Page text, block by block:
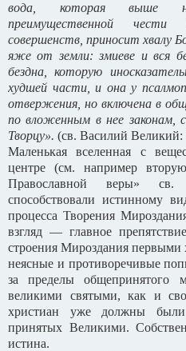
вода, которая выше
преимущественной чести
совершенств, приносит хвалу
яже от земли: змиеве и вся
бездна, которую
худшей части, и она у
отвержения, но включена в
по вложенным в нее законам,
Творцу». (св. Василий Великий:
Маленькая вселенная с
центре (см. например
Православной веры»
способствовали истинному
процесса Творения
взгляд — главное
строения Мироздания
неясные и противоречивые
за пределы общепринятого
великими святыми, как и
христиан уже должны были
принятых Великими.
истина.